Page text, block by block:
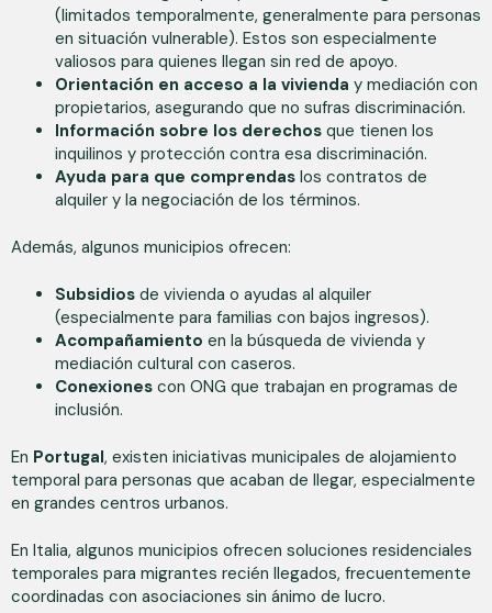
(limitados temporalmente, generalmente para personas
en situación vulnerable). Estos son especialmente
valiosos para quienes llegan sin red de apoyo.
Orientación en acceso a la vivienda y mediación con
propietarios, asegurando que no sufras discriminación.
Información sobre los derechos que tienen los
inquilinos y protección contra esa discriminación.
Ayuda para que comprendas los contratos de
alquiler y la negociación de los términos.
Además, algunos municipios ofrecen:
Subsidios de vivienda o ayudas al alquiler
(especialmente para familias con bajos ingresos).
Acompañamiento en la búsqueda de vivienda y
mediación cultural con caseros.
Conexiones con ONG que trabajan en programas de
inclusión.
En Portugal, existen iniciativas municipales de alojamiento
temporal para personas que acaban de llegar, especialmente
en grandes centros urbanos.
En Italia, algunos municipios ofrecen soluciones residenciales
temporales para migrantes recién llegados, frecuentemente
coordinadas con asociaciones sin ánimo de lucro.